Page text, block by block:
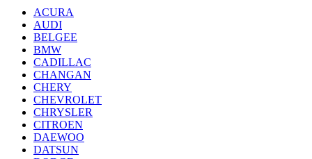
ACURA
AUDI
BELGEE
BMW
CADILLAC
CHANGAN
CHERY
CHEVROLET
CHRYSLER
CITROEN
DAEWOO
DATSUN